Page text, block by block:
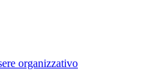
organizzativo